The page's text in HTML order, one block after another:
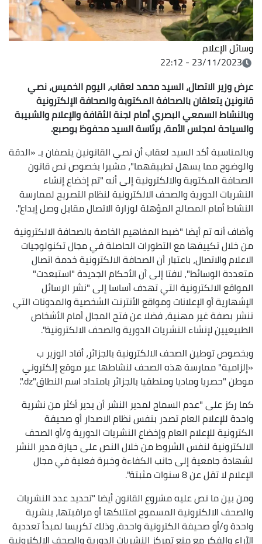
وسائل الإعلام
23/11/2023 - 22:12
عرض وزير الاتصال، السيد محمد لعقاب، اليوم الخميس، نصي
قانونين يتعلقان بالصحافة المكتوبة والصحافة الإلكترونية
وبالنشاط السمعي البصري أمام لجنة الثقافة والإعلام والشبيبة
والسياحة لمجلس الأمة، برئاسة السيد محفوظ بوصبع.
وبالمناسبة أكد السيد لعقاب أن نصي القانونين يتصفان بـ «الدقة
والوضوح مما يسهل تطبيقهما"، مشيرا بخصوص نص قانون
الصحافة المكتوبة والالكترونية إلى أنه "تم إخضاع إنشاء
النشريات الدورية والصحف الالكترونية لنظام التصريح لممارسة
النشاط أمام المصالح المؤهلة لوزارة الاتصال مقابل وصل إيداع".
وأضاف أنه تم أيضا "ضبط المفاهيم الخاصة بالصحافة الالكترونية
من خلال تكييفها مع التطورات الحاصلة في مجال تكنولوجيات
الاعلام والاتصال، باعتبار أن الصحافة الالكترونية خدمة اتصال
متعددة الوسائط"، لافتا إلى أن الأحكام الجديدة "استبعدت"
المواقع الالكترونية التي تهدف أساسا إلى "نشر الرسائل
الإشهارية أو الإعلانات ومواقع الأنترنت الشخصية والمدونات التي
تنشر بصفة غير مهنية، فضلا عن فتح المجال أمام الأشخاص
الطبيعيين لإنشاء النشريات الدورية والصحف الالكترونية".
وبخصوص توطين الصحف الالكترونية بالجزائر، أفاد الوزير ب
«إلزامية" ممارسة هذه الصحف لنشاطها عبر موقع إلكتروني
موطن "حصريا وماديا ومنطقيا بالجزائر بامتداد اسم النطاق"dz.".
كما ركز على "عدم السماح لمدير النشر أن يدير أكثر من نشرية
واحدة للإعلام العام تصدر بنفس نظام الاصدار أو صحيفة
الكترونية للإعلام العام وإخضاع النشريات الدورية و/أو الصحف
الالكترونية لنفس الشروط من خلال النص على حيازة مدير النشر
لشهادة جامعية إلى جانب الكفاءة وخبرة فعلية في مجال
الإعلام لا تقل عن 8 سنوات مثبتة".
ومن بين ما نص عليه مشروع القانون أيضا "تحديد عدد النشريات
والصحف الالكترونية المسموح امتلاكها أو مراقبتها، بنشرية
واحدة و/أو صحيفة الكترونية واحدة، وذلك تكريسا لمبدأ تعددية
الآراء والفكر مع منع تمركز النشريات الدورية والصحف الالكترونية